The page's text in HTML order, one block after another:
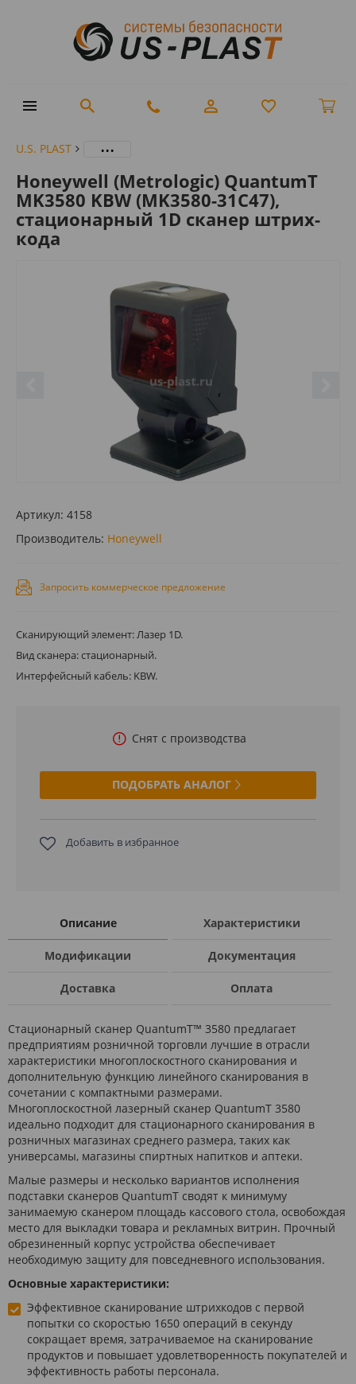
U.S. PLAST ...
Honeywell (Metrologic) QuantumT
MK3580 KBW (MK3580-31C47),
стационарный 1D сканер штрих-
кода
Артикул: 4158
Производитель: Honeywell
Запросить коммерческое предложение
Сканирующий элемент: Лазер 1D.
Вид сканера: стационарный.
Интерфейсный кабель: KBW.
Снят с производства
ПОДОБРАТЬ АНАЛОГ
Добавить в избранное
Описание Характеристики
Модификации Документация
Доставка Оплата
Стационарный сканер QuantumT™ 3580 предлагает
предприятиям розничной торговли лучшие в отрасли
характеристики многоплоскостного сканирования и
дополнительную функцию линейного сканирования в
сочетании с компактными размерами.
Многоплоскостной лазерный сканер QuantumT 3580
идеально подходит для стационарного сканирования в
розничных магазинах среднего размера, таких как
универсамы, магазины спиртных напитков и аптеки.
Малые размеры и несколько вариантов исполнения
подставки сканеров QuantumT сводят к минимуму
занимаемую сканером площадь кассового стола, освобождая
место для выкладки товара и рекламных витрин. Прочный
обрезиненный корпус устройства обеспечивает
необходимую защиту для повседневного использования.
Основные характеристики:
Эффективное сканирование штрихкодов с первой
попытки со скоростью 1650 операций в секунду
сокращает время, затрачиваемое на сканирование
продуктов и повышает удовлетворенность покупателей и
эффективность работы персонала.